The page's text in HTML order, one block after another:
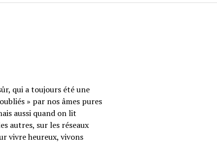
qui a toujours été une
» par nos âmes pures
aussi quand on lit
autres, sur les réseaux
vivre heureux, vivons